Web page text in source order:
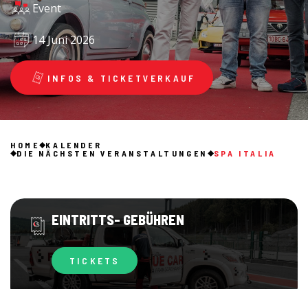
Event
14 Juni 2026
INFOS & TICKETVERKAUF
HOME
KALENDER
DIE NÄCHSTEN VERANSTALTUNGEN
SPA ITALIA
EINTRITTS- GEBÜHREN
TICKETS